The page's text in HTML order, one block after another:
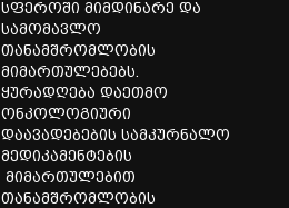
სფეროში მიმდინარე და
სამომავლო
თანამშრომლობის
მიმართულებებს.
ყურადღება დაეთმო
ონკოლოგიური
დაავადებების სამკურნალო
მედიკამენტების
მიმართულებით
თანამშრომლობის